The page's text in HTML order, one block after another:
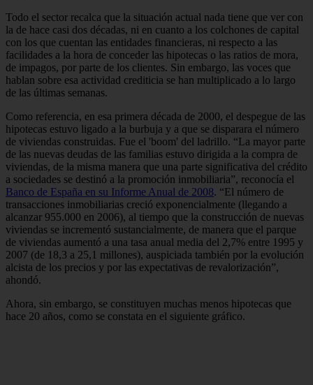
Todo el sector recalca que la situación actual nada tiene que ver con
la de hace casi dos décadas, ni en cuanto a los colchones de capital
con los que cuentan las entidades financieras, ni respecto a las
facilidades a la hora de conceder las hipotecas o las ratios de mora,
de impagos, por parte de los clientes. Sin embargo, las voces que
hablan sobre esa actividad crediticia se han multiplicado a lo largo
de las últimas semanas.
Como referencia, en esa primera década de 2000, el despegue de las
hipotecas estuvo ligado a la burbuja y a que se disparara el número
de viviendas construidas. Fue el 'boom' del ladrillo. “La mayor parte
de las nuevas deudas de las familias estuvo dirigida a la compra de
viviendas, de la misma manera que una parte significativa del crédito
a sociedades se destinó a la promoción inmobiliaria”, reconocía el
Banco de España en su Informe Anual de 2008. “El número de
transacciones inmobiliarias creció exponencialmente (llegando a
alcanzar 955.000 en 2006), al tiempo que la construcción de nuevas
viviendas se incrementó sustancialmente, de manera que el parque
de viviendas aumentó a una tasa anual media del 2,7% entre 1995 y
2007 (de 18,3 a 25,1 millones), auspiciada también por la evolución
alcista de los precios y por las expectativas de revalorización”,
ahondó.
Ahora, sin embargo, se constituyen muchas menos hipotecas que
hace 20 años, como se constata en el siguiente gráfico.